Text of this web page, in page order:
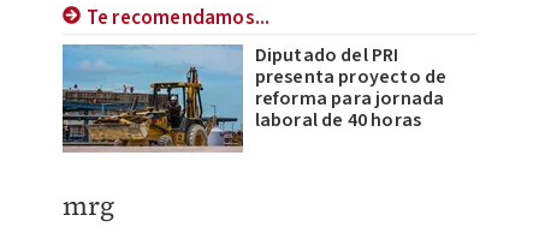
Te recomendamos...
Diputado del PRI
presenta proyecto de
reforma para jornada
laboral de 40 horas
mrg